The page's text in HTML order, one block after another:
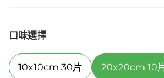
口味選擇
10x10cm 30片 20x20cm 10